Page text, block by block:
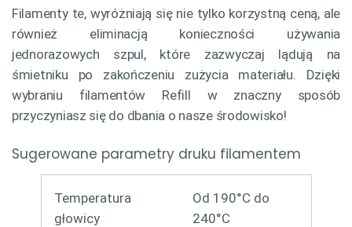
Filamenty te, wyróżniają się nie tylko korzystną ceną, ale
również eliminacją konieczności używania
jednorazowych szpul, które zazwyczaj lądują na
śmietniku po zakończeniu zużycia materiału. Dzięki
wybraniu filamentów Refill w znaczny sposób
przyczyniasz się do dbania o nasze środowisko!
Sugerowane parametry druku filamentem
Temperatura
głowicy
Od 190°C do
240°C